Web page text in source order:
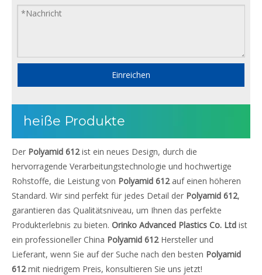
Einreichen
heiße Produkte
Der Polyamid 612ist ein neues Design, durch die
hervorragende Verarbeitungstechnologie und hochwertige
Rohstoffe, die Leistung von Polyamid 612auf einen höheren
Standard. Wir sind perfekt für jedes Detail der Polyamid 612,
garantieren das Qualitätsniveau, um Ihnen das perfekte
Produkterlebnis zu bieten. Orinko Advanced Plastics Co. Ltd ist
ein professioneller China Polyamid 612Hersteller und
Lieferant, wenn Sie auf der Suche nach den besten Polyamid
612mit niedrigem Preis, konsultieren Sie uns jetzt!